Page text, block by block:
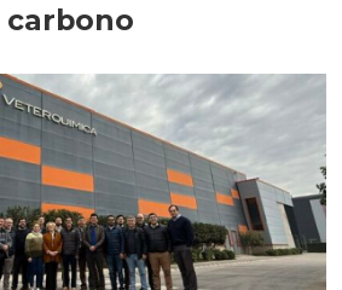
carbono